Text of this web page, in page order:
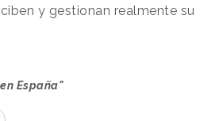
y gestionan realmente su
España"